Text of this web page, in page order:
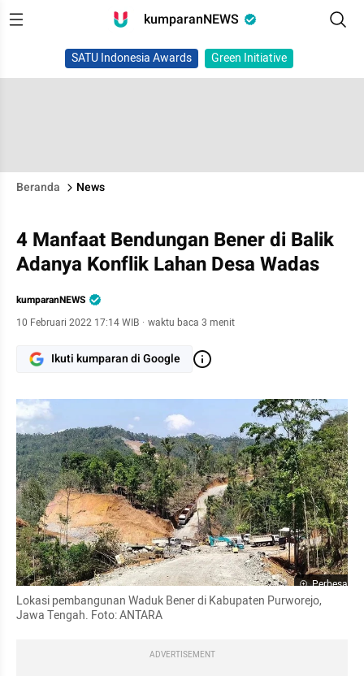
kumparanNEWS
SATU Indonesia Awards Green Initiative
Beranda News
4 Manfaat Bendungan Bener di Balik
Adanya Konflik Lahan Desa Wadas
kumparanNEWS
10 Februari 2022 17:14 WIB · waktu baca 3 menit
Ikuti kumparan di Google
Perbesar
Lokasi pembangunan Waduk Bener di Kabupaten Purworejo,
Jawa Tengah. Foto: ANTARA
ADVERTISEMENT